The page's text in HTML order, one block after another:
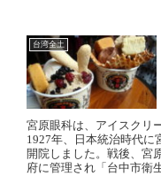
台湾全土
宮原眼科は、アイスクリ
1927年、日本統治時代に
開院しました。戦後、宮
府に管理され「台中市衛